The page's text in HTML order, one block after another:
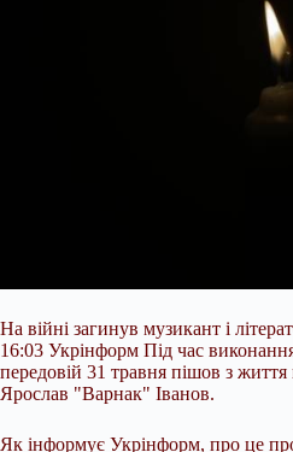
На війні загинув музикант і
16:03 Укрінформ Під час
передовій 31 травня пішов з життя
Ярослав "Варнак" Іванов.
Як інформує Укрінформ, про це